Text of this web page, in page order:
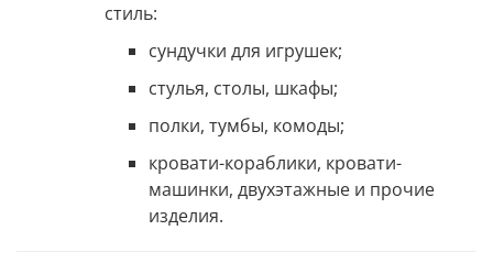
стиль:
сундучки для игрушек;
стулья, столы, шкафы;
полки, тумбы, комоды;
кровати-кораблики, кровати-
машинки, двухэтажные и прочие
изделия.